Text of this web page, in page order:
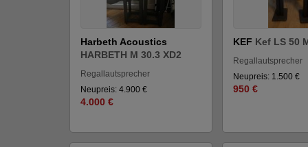
Harbeth Acoustics
HARBETH M 30.3 XD2
Regallautsprecher
Neupreis: 4.900 €
4.000 €
KEF Kef LS 50
Regallautsprecher
Neupreis: 1.500 €
950 €